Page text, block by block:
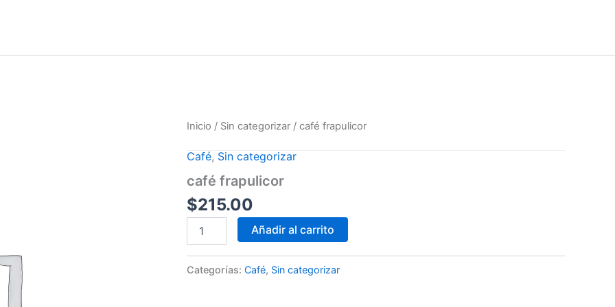
Inicio / Sin categorizar / café frapulicor
Café, Sin categorizar
café frapulicor
$215.00
café
cantidad
Añadir al carrito
Categorías: Café, Sin categorizar